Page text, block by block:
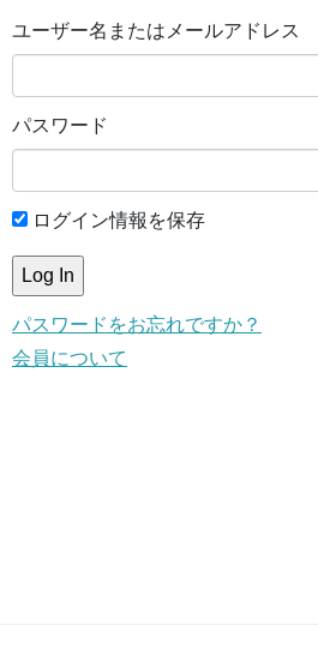
ユーザー名またはメールアドレス
パスワード
ログイン情報を保存
パスワードをお忘れですか？
会員について